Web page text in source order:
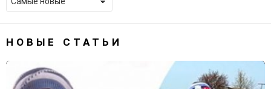
НОВЫЕ СТАТЬИ